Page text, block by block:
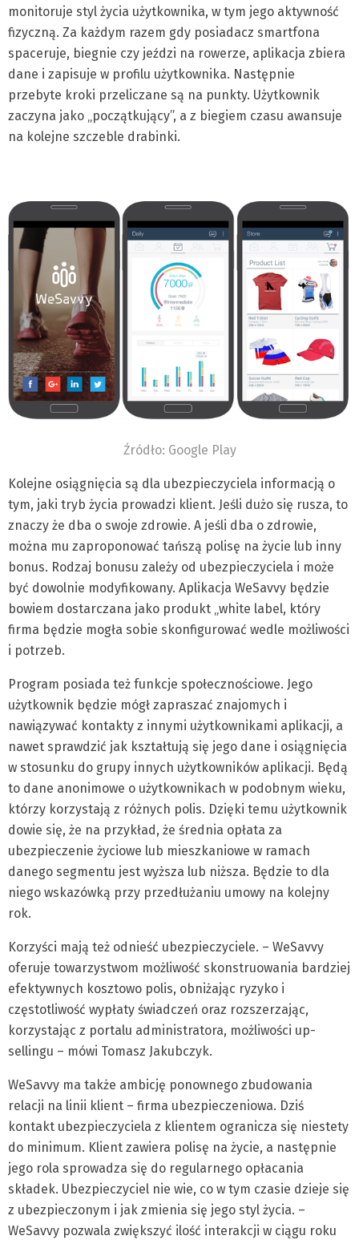
monitoruje styl życia użytkownika, w tym jego aktywność
fizyczną. Za każdym razem gdy posiadacz smartfona
spaceruje, biegnie czy jeździ na rowerze, aplikacja zbiera
dane i zapisuje w profilu użytkownika. Następnie
przebyte kroki przeliczane są na punkty. Użytkownik
zaczyna jako „początkujący”, a z biegiem czasu awansuje
na kolejne szczeble drabinki.
Źródło: Google Play
Kolejne osiągnięcia są dla ubezpieczyciela informacją o
tym, jaki tryb życia prowadzi klient. Jeśli dużo się rusza, to
znaczy że dba o swoje zdrowie. A jeśli dba o zdrowie,
można mu zaproponować tańszą polisę na życie lub inny
bonus. Rodzaj bonusu zależy od ubezpieczyciela i może
być dowolnie modyfikowany. Aplikacja WeSavvy będzie
bowiem dostarczana jako produkt „white label, który
firma będzie mogła sobie skonfigurować wedle możliwości
i potrzeb.
Program posiada też funkcje społecznościowe. Jego
użytkownik będzie mógł zapraszać znajomych i
nawiązywać kontakty z innymi użytkownikami aplikacji, a
nawet sprawdzić jak kształtują się jego dane i osiągnięcia
w stosunku do grupy innych użytkowników aplikacji. Będą
to dane anonimowe o użytkownikach w podobnym wieku,
którzy korzystają z różnych polis. Dzięki temu użytkownik
dowie się, że na przykład, że średnia opłata za
ubezpieczenie życiowe lub mieszkaniowe w ramach
danego segmentu jest wyższa lub niższa. Będzie to dla
niego wskazówką przy przedłużaniu umowy na kolejny
rok.
Korzyści mają też odnieść ubezpieczyciele. – WeSavvy
oferuje towarzystwom możliwość skonstruowania bardziej
efektywnych kosztowo polis, obniżając ryzyko i
częstotliwość wypłaty świadczeń oraz rozszerzając,
korzystając z portalu administratora, możliwości up-
sellingu – mówi Tomasz Jakubczyk.
WeSavvy ma także ambicję ponownego zbudowania
relacji na linii klient – firma ubezpieczeniowa. Dziś
kontakt ubezpieczyciela z klientem ogranicza się niestety
do minimum. Klient zawiera polisę na życie, a następnie
jego rola sprowadza się do regularnego opłacania
składek. Ubezpieczyciel nie wie, co w tym czasie dzieje się
z ubezpieczonym i jak zmienia się jego styl życia. –
WeSavvy pozwala zwiększyć ilość interakcji w ciągu roku